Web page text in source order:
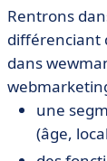
Rentrons
différenciant
dans
une
(âge,